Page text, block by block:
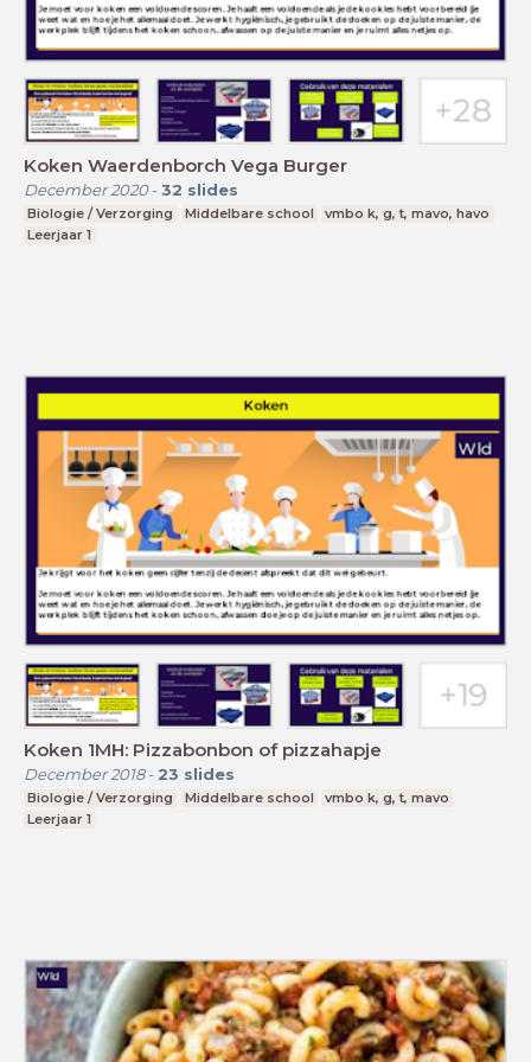
Koken Waerdenborch Vega Burger
December 2020- 32 slides
Biologie / Verzorging Middelbare school
vmbo k, g, t, mavo, havo
Leerjaar 1
Koken 1MH: Pizzabonbon of pizzahapje
December 2018- 23 slides
Biologie / Verzorging Middelbare school
vmbo k, g, t, mavo
Leerjaar 1